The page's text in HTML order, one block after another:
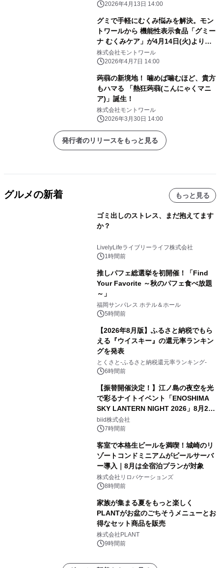
2026年4月13日 14:00
グミで手軽にむくみ悩みを解決。モン
トワールから 機能性表示食品「グミー
ナ むくみケア」が4月14日(火)より新
発売
株式会社モントワール
2026年4月7日 14:00
蒟蒻の新境地！ 噛めば噛むほど、貴方
もハマる 「熱狂蒟蒻(こんにゃくマニ
ア)」誕生！
株式会社モントワール
2026年3月30日 14:00
発行者のリリースをもっと見る
グルメの新着 もっと見る
ゴミ出しのストレス、まだ抱えてます
か？
LivelyLifeライブリーライフ株式会社
1時間前
推しパフェ総選挙を初開催！「Find
Your Favorite ～秋のパフェ食べ放題
～」
福岡サンパレス ホテル＆ホール
5時間前
【2026年8月版】ふるさと納税でもら
える『ウイスキー』の還元率ランキン
グを発表
とくさと-ふるさと納税還元率ランキング-
6時間前
【振替開催決定！】江ノ島の夜空を光
で彩るナイトイベント「ENOSHIMA
SKY LANTERN NIGHT 2026」8月22
日(土)振替開催＆受付スタート！
biid株式会社
7時間前
客室で本格生ビールを満喫！城崎のリ
ゾートコンドミニアムがビールサーバ
ー導入｜8月は全宿泊プランが対象
株式会社リロバケーションズ
8時間前
家族が集まる夏をもっと楽しく
PLANTがお盆のごちそうメニューとお
得なセット商品を販売
株式会社PLANT
9時間前